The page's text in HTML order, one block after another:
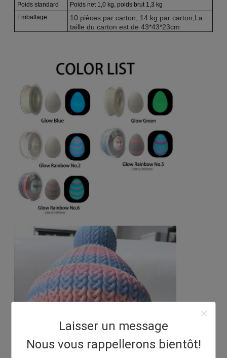
Laisser un message
Nous vous rappellerons bientôt!
Poids standard
Poids net 1,0 kg, poids brut 1,3 kg
Emballage
10 pièces par carton, 14 kg par carton;La
taille du carton est de 43*43*23cm
SPrint prototypes, modèles, artisanat, statues, pots
à fleurs.